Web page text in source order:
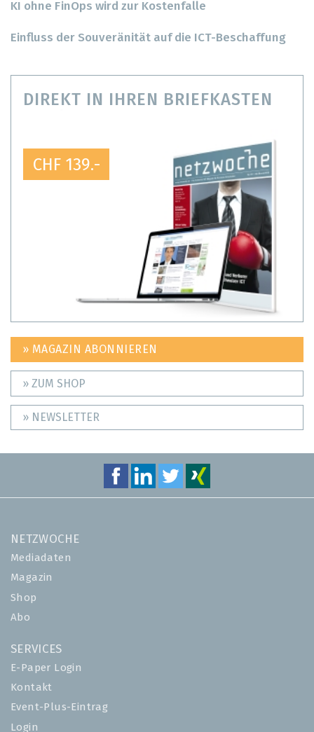
KI ohne FinOps wird zur Kostenfalle
Einfluss der Souveränität auf die ICT-Beschaffung
DIREKT IN IHREN BRIEFKASTEN
CHF 139.-
» MAGAZIN ABONNIEREN
» ZUM SHOP
» NEWSLETTER
NETZWOCHE
Mediadaten
Magazin
Shop
Abo
SERVICES
E-Paper Login
Kontakt
Event-Plus-Eintrag
Login